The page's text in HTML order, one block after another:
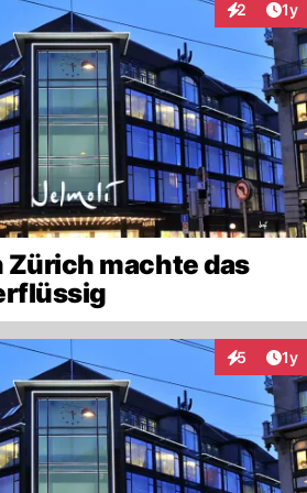
2 1y
Zürich machte das
5 1y